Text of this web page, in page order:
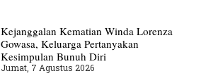
Kejanggalan Kematian Winda Lorenza
Gowasa, Keluarga Pertanyakan
Kesimpulan Bunuh Diri
Jumat, 7 Agustus 2026